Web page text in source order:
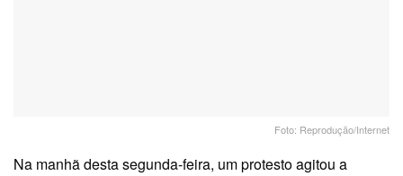
Foto: Reprodução/Internet
Na manhã desta segunda-feira, um protesto agitou a